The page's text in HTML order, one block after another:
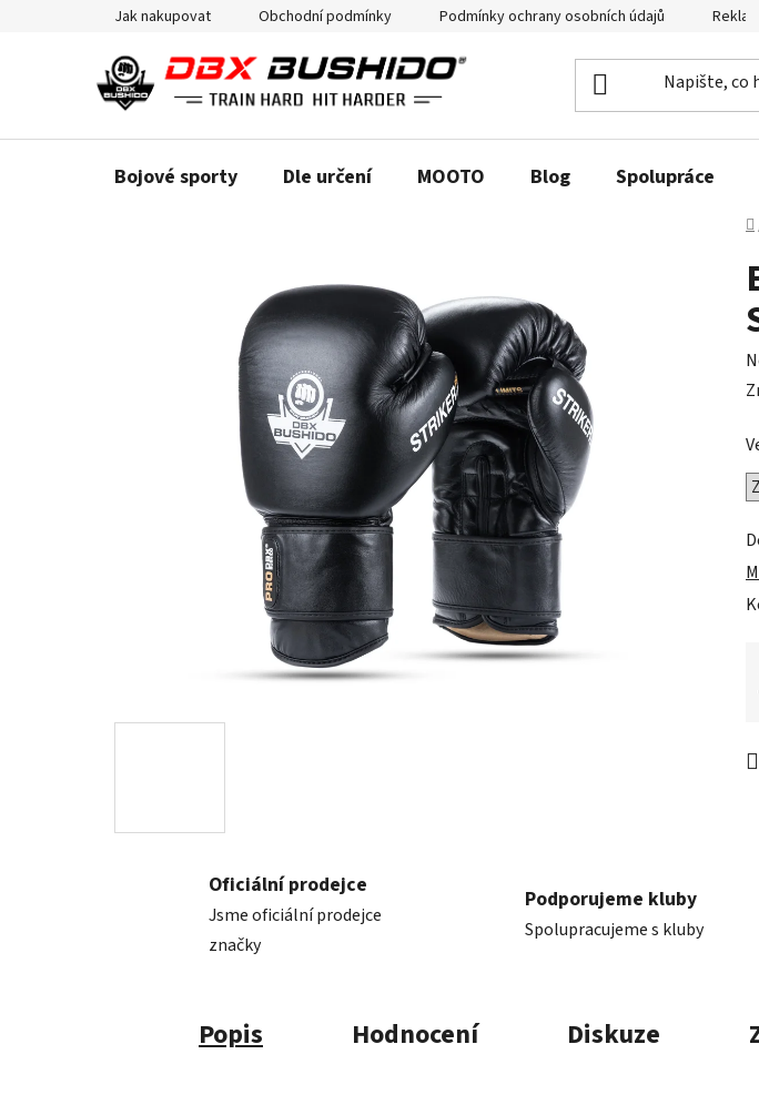
Jak nakupovat Obchodní podmínky Podmínky ochrany osobních údajů
Bojové sporty Dle určení MOOTO Blog Spolupráce
je
z
5
Oficiální prodejce
Jsme oficiální prodejce
značky
Podporujeme kluby
Spolupracujeme s kluby
Popis Hodnocení Diskuze